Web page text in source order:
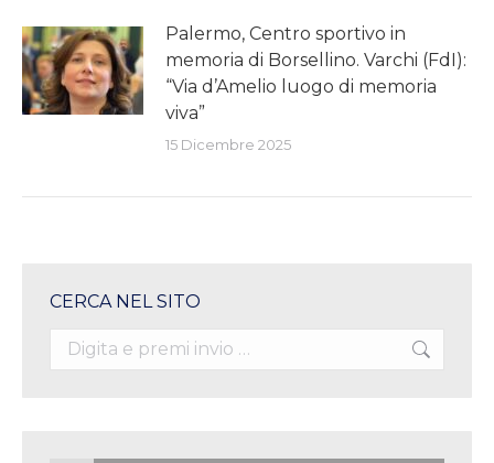
Palermo, Centro sportivo in
memoria di Borsellino. Varchi (FdI):
“Via d’Amelio luogo di memoria
viva”
15 Dicembre 2025
CERCA NEL SITO
Search: